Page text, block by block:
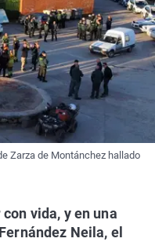
Zarza de Montánchez hallado
vida, y en una
Neila, el